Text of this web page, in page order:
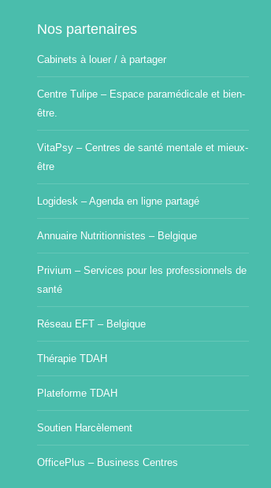
Nos partenaires
Cabinets à louer / à partager
Centre Tulipe – Espace paramédicale et bien-
être.
VitaPsy – Centres de santé mentale et mieux-
être
Logidesk – Agenda en ligne partagé
Annuaire Nutritionnistes – Belgique
Privium – Services pour les professionnels de
santé
Réseau EFT – Belgique
Thérapie TDAH
Plateforme TDAH
Soutien Harcèlement
OfficePlus – Business Centres